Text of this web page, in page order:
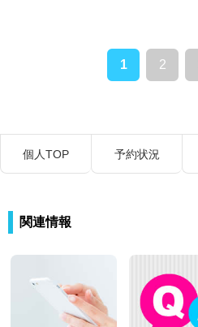
1 2
個人TOP 予約状況
関連情報